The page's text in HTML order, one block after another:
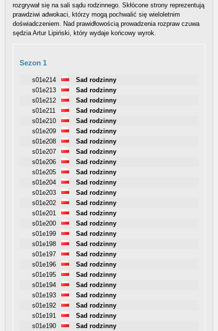
rozgrywał się na sali sądu rodzinnego. Skłócone strony reprezentują
prawdziwi adwokaci, którzy mogą pochwalić się wieloletnim
doświadczeniem. Nad prawidłowością prowadzenia rozpraw czuwa
sędzia Artur Lipiński, który wydaje końcowy wyrok.
Sezon 1
s01e214
Sad rodzinny
s01e213
Sad rodzinny
s01e212
Sad rodzinny
s01e211
Sad rodzinny
s01e210
Sad rodzinny
s01e209
Sad rodzinny
s01e208
Sad rodzinny
s01e207
Sad rodzinny
s01e206
Sad rodzinny
s01e205
Sad rodzinny
s01e204
Sad rodzinny
s01e203
Sad rodzinny
s01e202
Sad rodzinny
s01e201
Sad rodzinny
s01e200
Sad rodzinny
s01e199
Sad rodzinny
s01e198
Sad rodzinny
s01e197
Sad rodzinny
s01e196
Sad rodzinny
s01e195
Sad rodzinny
s01e194
Sad rodzinny
s01e193
Sad rodzinny
s01e192
Sad rodzinny
s01e191
Sad rodzinny
s01e190
Sad rodzinny